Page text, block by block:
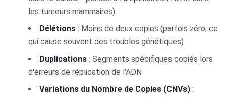
les tumeurs mammaires)
Délétions : Moins de deux copies (parfois zéro, ce
qui cause souvent des troubles génétiques)
Duplications : Segments spécifiques copiés lors
d'erreurs de réplication de l'ADN
Variations du Nombre de Copies (CNVs) :